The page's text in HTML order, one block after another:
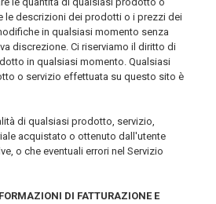
le descrizioni dei prodotti o i prezzi dei
in qualsiasi momento senza
discrezione. Ci riserviamo il diritto di
in qualsiasi momento. Qualsiasi
o servizio effettuata su questo sito è
di qualsiasi prodotto, servizio,
acquistato o ottenuto dall'utente
o che eventuali errori nel Servizio
DI FATTURAZIONE E